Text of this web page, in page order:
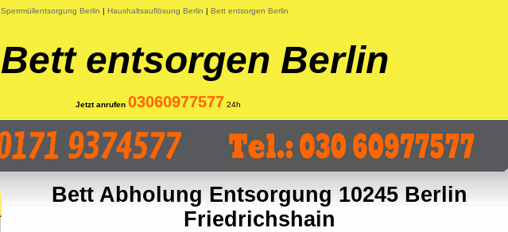
Sperrmüllentsorgung Berlin | Haushaltsauflösung Berlin | Bett entsorgen Berlin
Bett entsorgen Berlin
Jetzt anrufen 03060977577 24h
Bett Abholung Entsorgung 10245 Berlin
Friedrichshain